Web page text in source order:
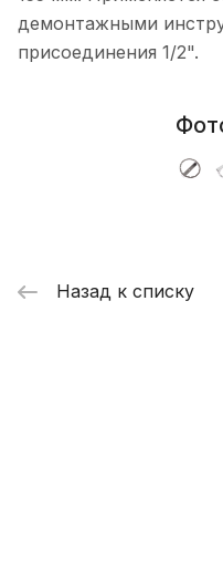
демонтажными
присоединения 1/2".
Назад к списку